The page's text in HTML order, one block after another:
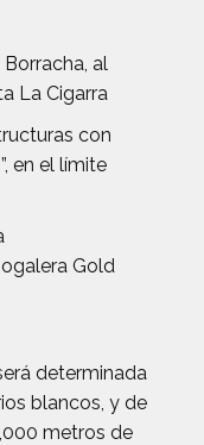
al
La Cigarra
con
en el límite
Gold
determinada
blancos, y de
metros de